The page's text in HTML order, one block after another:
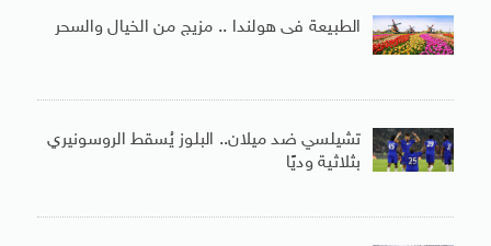
الطبيعة فى هولندا .. مزيج من الخيال والسحر
تشيلسي ضد ميلان.. البلوز يُسقط الروسونيري
بثلاثية وديًا